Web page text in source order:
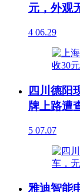
元，外观
4 06.29
四川德阳
牌上路遭
5 07.07
雅迪智能